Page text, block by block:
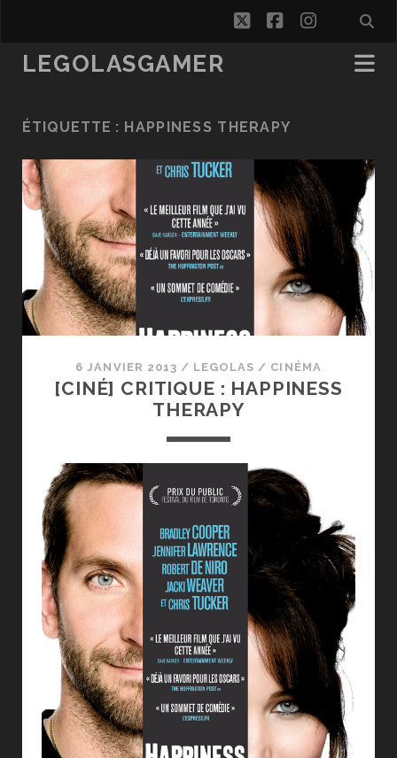
twitterfacebook
LEGOLASGAMER
ÉTIQUETTE : HAPPINESS THERAPY
6 JANVIER 2013 / LEGOLAS / CINÉMA
[CINÉ] CRITIQUE : HAPPINESS
THERAPY